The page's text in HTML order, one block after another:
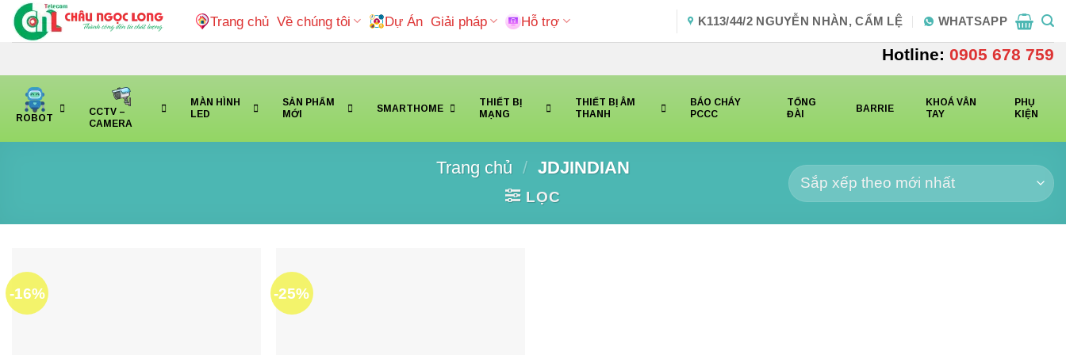
Bỏ
qua
Trang chủ Về chúng tôi Dự Án Giải pháp Hỗ trợ K113/44/2 NGUYỄN NHÀN, CẨM LỆ WHATSAPP
Hotline: 0905 678 759
ROBOT
CCTV –
CAMERA
MÀN HÌNH
LED
SẢN PHẨM
MỚI
SMARTHOME
THIẾT BỊ
MẠNG
THIẾT BỊ ÂM
THANH
BÁO CHÁY
PCCC
TỔNG
ĐÀI
BARRIE
KHOÁ VÂN
TAY
PHỤ
KIỆN
Trang chủ / JDJINDIAN
LỌC
-16% -25%